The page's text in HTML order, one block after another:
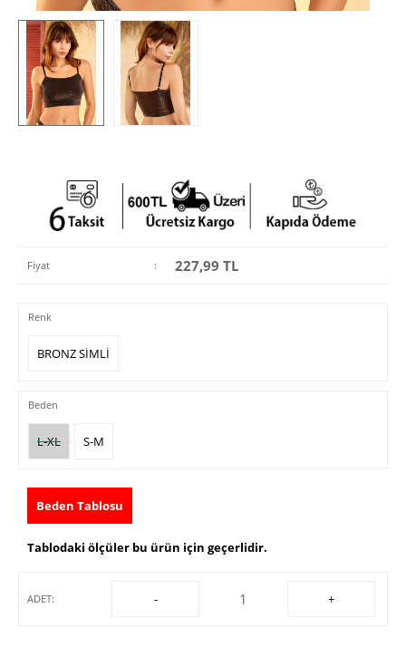
Fiyat : 227,99 TL
Renk
BRONZ SİMLİ
Beden
L-XL S-M
Beden Tablosu
Tablodaki ölçüler bu ürün için geçerlidir.
ADET: - +